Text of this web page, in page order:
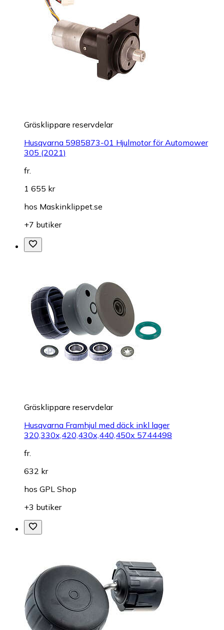
Gräsklippare reservdelar
Husqvarna 5985873-01 Hjulmotor för Automower
305 (2021)
fr.
1 655 kr
hos Maskinklippet.se
+7 butiker
Gräsklippare reservdelar
Husqvarna Framhjul med däck inkl lager
320,330x,420,430x,440,450x 5744498
fr.
632 kr
hos GPL Shop
+3 butiker